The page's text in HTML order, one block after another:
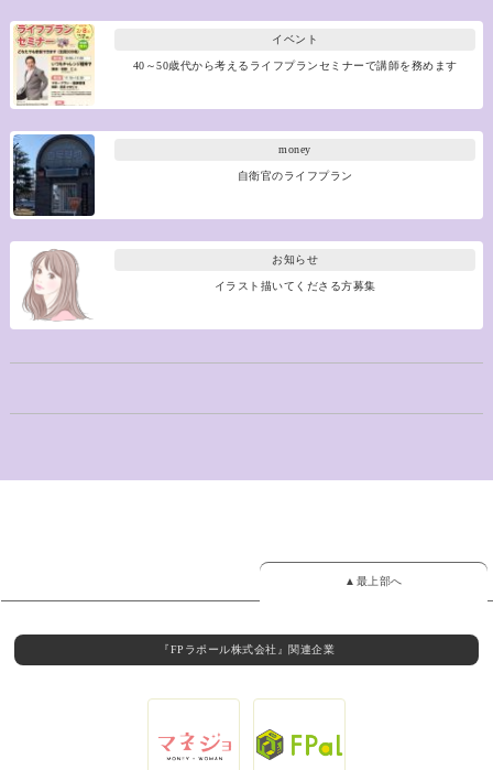
イベント
40～50歳代から考えるライフプランセミナーで講師を務めます
money
自衛官のライフプラン
お知らせ
イラスト描いてくださる方募集
▲最上部へ
『FPラポール株式会社』関連企業